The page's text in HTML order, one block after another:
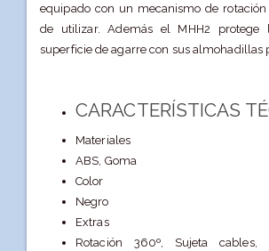
equipado con un mecanismo de
de utilizar. Además el MHH2 protege
superficie de agarre con sus almohadillas
CARACTERÍSTICAS
Materiales
ABS, Goma
Color
Negro
Extras
Rotación 360º, Sujeta